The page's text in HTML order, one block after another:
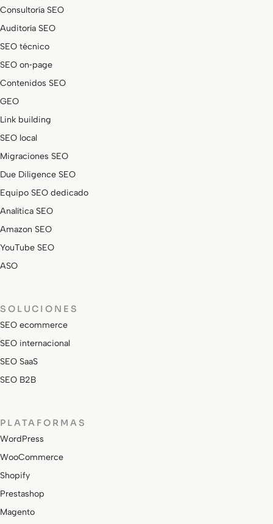
Consultoría SEO
Auditoría SEO
SEO técnico
SEO on‑page
Contenidos SEO
GEO
Link building
SEO local
Migraciones SEO
Due Diligence SEO
Equipo SEO dedicado
Analítica SEO
Amazon SEO
YouTube SEO
ASO
SOLUCIONES
SEO ecommerce
SEO internacional
SEO SaaS
SEO B2B
PLATAFORMAS
WordPress
WooCommerce
Shopify
Prestashop
Magento